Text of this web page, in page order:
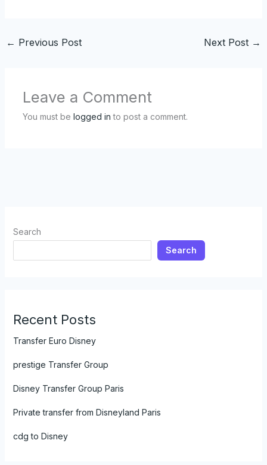
← Previous Post Next Post →
Leave a Comment
You must be logged in to post a comment.
Search
Search
Recent Posts
Transfer Euro Disney
prestige Transfer Group
Disney Transfer Group Paris
Private transfer from Disneyland Paris
cdg to Disney